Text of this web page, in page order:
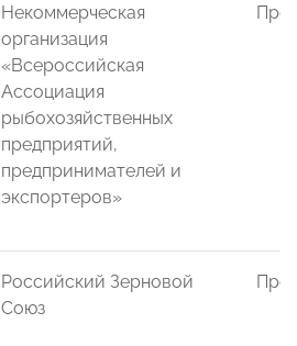
Некоммерческая
организация
«Всероссийская
Ассоциация
рыбохозяйственных
предприятий,
предпринимателей и
экспортеров»
Российский Зерновой
Союз